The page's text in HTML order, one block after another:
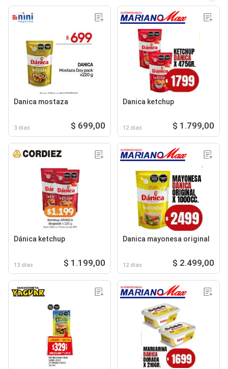
Danica mostaza
3 días $ 699,00
Danica ketchup
12 días $ 1.799,00
Dánica ketchup
13 días $ 1.199,00
Danica mayonesa original
12 días $ 2.499,00